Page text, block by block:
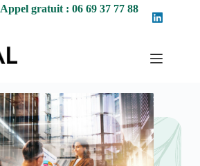
Appel gratuit : 06 69 37 77 88